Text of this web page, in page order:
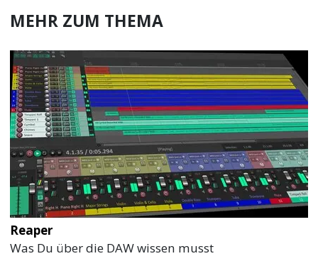
MEHR ZUM THEMA
Reaper
Was Du über die DAW wissen musst